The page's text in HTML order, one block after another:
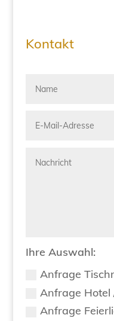
Kontakt
Ihre Auswahl:
Anfrage
Anfrage Hotel
Anfrage